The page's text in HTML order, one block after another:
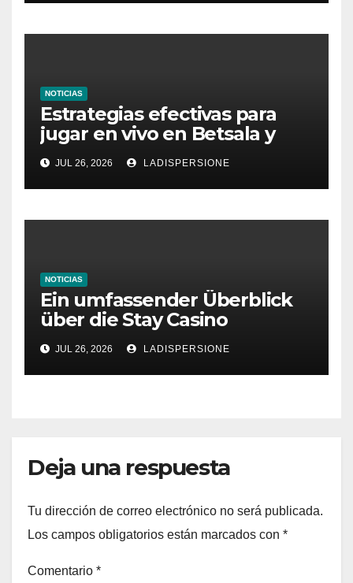
NOTICIAS
Estrategias efectivas para
jugar en vivo en Betsala y
aumentar tus ganancias
JUL 26, 2026 LADISPERSIONE
NOTICIAS
Ein umfassender Überblick
über die Stay Casino
Bonusbedingungen
JUL 26, 2026 LADISPERSIONE
Deja una respuesta
Tu dirección de correo electrónico no será publicada.
Los campos obligatorios están marcados con *
Comentario *